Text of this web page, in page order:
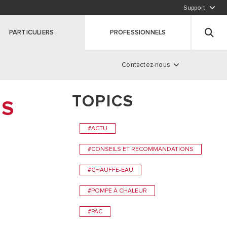
Support
APPELEZ-NOUS
PARTICULIERS
Contactez-nous
PROFESSIONNELS
TOPICS
#ACTU
#CONSEILS ET RECOMMANDATIONS
#CHAUFFE-EAU
#POMPE À CHALEUR
#PAC